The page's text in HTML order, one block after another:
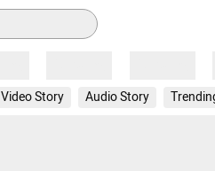
Video Story Audio Story